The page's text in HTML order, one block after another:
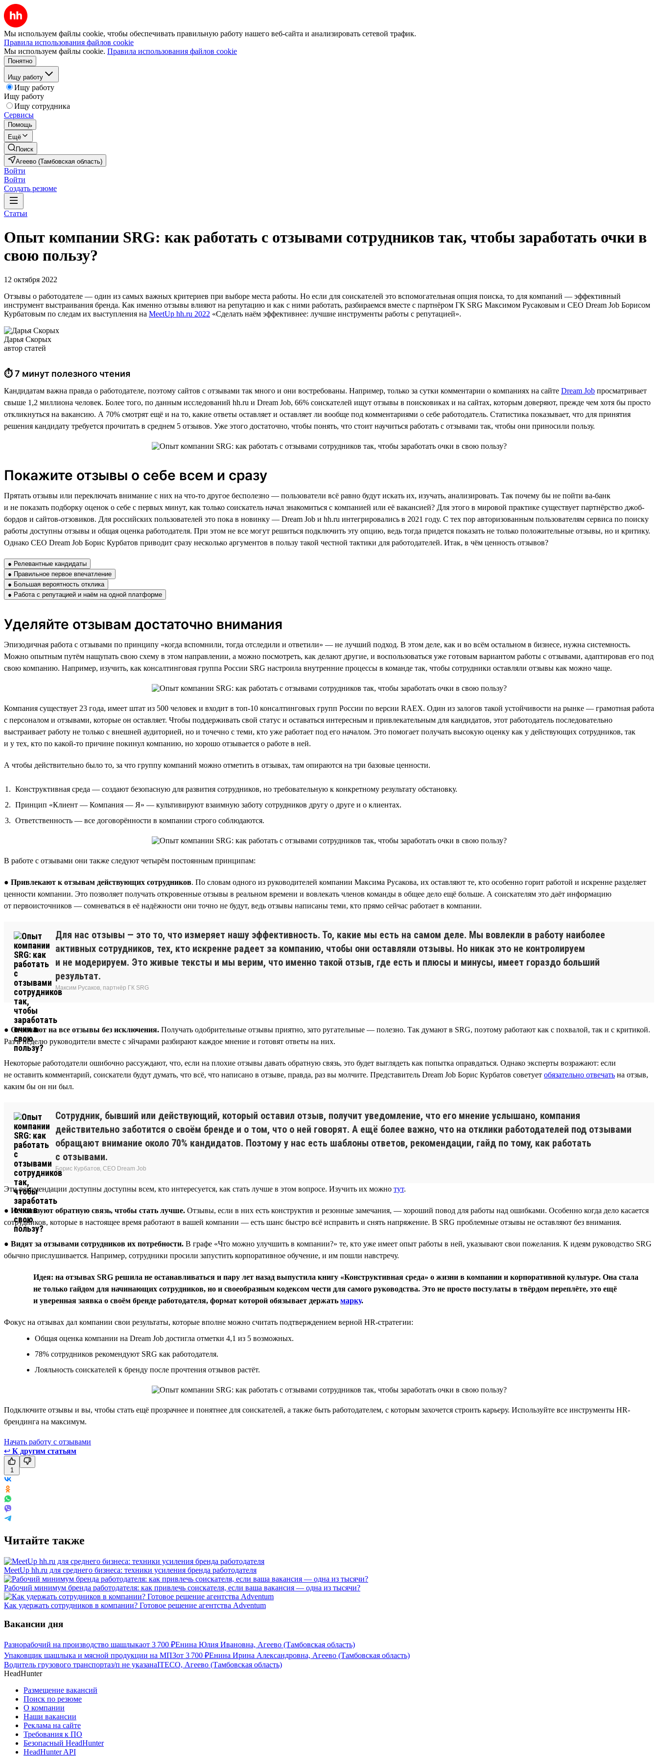
Мы используем файлы cookie, чтобы обеспечивать правильную работу нашего веб-сайта и анализировать сетевой трафик.
Правила использования файлов cookie
Мы используем файлы cookie. Правила использования файлов cookie
Понятно
Ищу работу
Ищу работу
Ищу работу
Ищу сотрудника
Сервисы
Помощь
Ещё
Поиск
Агеево (Тамбовская область)
Войти
Войти
Создать резюме
Статьи
Опыт компании SRG: как работать с отзывами сотрудников так, чтобы заработать очки в
свою пользу?
12 октября 2022
Отзывы о работодателе — один из самых важных критериев при выборе места работы. Но если для соискателей это вспомогательная опция поиска, то для компаний — эффективный
инструмент выстраивания бренда. Как именно отзывы влияют на репутацию и как с ними работать, разбираемся вместе с партнёром ГК SRG Максимом Русаковым и CEO Dream Job Борисом
Курбатовым по следам их выступления на MeetUp hh.ru 2022 «Сделать наём эффективнее: лучшие инструменты работы с репутацией».
Дарья Скорых
автор статей
⏱ 7 минут полезного чтения
Кандидатам важна правда о работодателе, поэтому сайтов с отзывами так много и они востребованы. Например, только за сутки комментарии о компаниях на сайте Dream Job просматривает
свыше 1,2 миллиона человек. Более того, по данным исследований hh.ru и Dream Job, 66% соискателей ищут отзывы в поисковиках и на сайтах, которым доверяют, прежде чем хотя бы просто
откликнуться на вакансию. А 70% смотрят ещё и на то, какие ответы оставляет и оставляет ли вообще под комментариями о себе работодатель. Статистика показывает, что для принятия
решения кандидату требуется прочитать в среднем 5 отзывов. Уже этого достаточно, чтобы понять, что стоит научиться работать с отзывами так, чтобы они приносили пользу.
Покажите отзывы о себе всем и сразу
Прятать отзывы или переключать внимание с них на что-то другое бесполезно — пользователи всё равно будут искать их, изучать, анализировать. Так почему бы не пойти ва-банк
и не показать подборку оценок о себе с первых минут, как только соискатель начал знакомиться с компанией или её вакансией? Для этого в мировой практике существует партнёрство джоб-
бордов и сайтов-отзовиков. Для российских пользователей это пока в новинку — Dream Job и hh.ru интегрировались в 2021 году. С тех пор авторизованным пользователям сервиса по поиску
работы доступны отзывы и общая оценка работодателя. При этом не все могут решиться подключить эту опцию, ведь тогда придется показать не только положительные отзывы, но и критику.
Однако CEO Dream Job Борис Курбатов приводит сразу несколько аргументов в пользу такой честной тактики для работодателей. Итак, в чём ценность отзывов?
● Релевантные кандидаты
● Правильное первое впечатление
● Большая вероятность отклика
● Работа с репутацией и наём на одной платформе
Уделяйте отзывам достаточно внимания
Эпизодичная работа с отзывами по принципу «когда вспомнили, тогда отследили и ответили» — не лучший подход. В этом деле, как и во всём остальном в бизнесе, нужна системность.
Можно опытным путём нащупать свою схему в этом направлении, а можно посмотреть, как делают другие, и воспользоваться уже готовым вариантом работы с отзывами, адаптировав его под
свою компанию. Например, изучить, как консалтинговая группа России SRG настроила внутренние процессы в команде так, чтобы сотрудники оставляли отзывы как можно чаще.
Компания существует 23 года, имеет штат из 500 человек и входит в топ-10 консалтинговых групп России по версии RAEX. Один из залогов такой устойчивости на рынке — грамотная работа
с персоналом и отзывами, которые он оставляет. Чтобы поддерживать свой статус и оставаться интересным и привлекательным для кандидатов, этот работодатель последовательно
выстраивает работу не только с внешней аудиторией, но и точечно с теми, кто уже работает под его началом. Это помогает получать высокую оценку как у действующих сотрудников, так
и у тех, кто по какой-то причине покинул компанию, но хорошо отзывается о работе в ней.
А чтобы действительно было то, за что группу компаний можно отметить в отзывах, там опираются на три базовые ценности.
Конструктивная среда — создают безопасную для развития сотрудников, но требовательную к конкретному результату обстановку.
Принцип «Клиент — Компания — Я» — культивируют взаимную заботу сотрудников другу о друге и о клиентах.
Ответственность — все договорённости в компании строго соблюдаются.
В работе с отзывами они также следуют четырём постоянным принципам:
● Привлекают к отзывам действующих сотрудников. По словам одного из руководителей компании Максима Русакова, их оставляют те, кто особенно горит работой и искренне разделяет
ценности компании. Это позволяет получать откровенные отзывы в реальном времени и вовлекать членов команды в общее дело ещё больше. А соискателям это даёт информацию
от первоисточников — сомневаться в её надёжности они точно не будут, ведь отзывы написаны теми, кто прямо сейчас работает в компании.
Для нас отзывы — это то, что измеряет нашу эффективность. То, какие мы есть на самом деле. Мы вовлекли в работу наиболее
активных сотрудников, тех, кто искренне радеет за компанию, чтобы они оставляли отзывы. Но никак это не контролируем
и не модерируем. Это живые тексты и мы верим, что именно такой отзыв, где есть и плюсы и минусы, имеет гораздо больший
результат.
Максим Русаков, партнёр ГК SRG
● Отвечают на все отзывы без исключения. Получать одобрительные отзывы приятно, зато ругательные — полезно. Так думают в SRG, поэтому работают как с похвалой, так и с критикой.
Раз в неделю руководители вместе с эйчарами разбирают каждое мнение и готовят ответы на них.
Некоторые работодатели ошибочно рассуждают, что, если на плохие отзывы давать обратную связь, это будет выглядеть как попытка оправдаться. Однако эксперты возражают: если
не оставить комментарий, соискатели будут думать, что всё, что написано в отзыве, правда, раз вы молчите. Представитель Dream Job Борис Курбатов советует обязательно отвечать на отзыв,
каким бы он ни был.
Сотрудник, бывший или действующий, который оставил отзыв, получит уведомление, что его мнение услышано, компания
действительно заботится о своём бренде и о том, что о ней говорят. А ещё более важно, что на отклики работодателей под отзывами
обращают внимание около 70% кандидатов. Поэтому у нас есть шаблоны ответов, рекомендации, гайд по тому, как работать
с отзывами.
Борис Курбатов, CEO Dream Job
Эти рекомендации доступны доступны всем, кто интересуется, как стать лучше в этом вопросе. Изучить их можно тут.
● Используют обратную связь, чтобы стать лучше. Отзывы, если в них есть конструктив и резонные замечания, — хороший повод для работы над ошибками. Особенно когда дело касается
сотрудников, которые в настоящее время работают в вашей компании — есть шанс быстро всё исправить и снять напряжение. В SRG проблемные отзывы не оставляют без внимания.
● Видят за отзывами сотрудников их потребности. В графе «Что можно улучшить в компании?» те, кто уже имеет опыт работы в ней, указывают свои пожелания. К идеям руководство SRG
обычно прислушивается. Например, сотрудники просили запустить корпоративное обучение, и им пошли навстречу.
Идея: на отзывах SRG решила не останавливаться и пару лет назад выпустила книгу «Конструктивная среда» о жизни в компании и корпоративной культуре. Она стала
не только гайдом для начинающих сотрудников, но и своеобразным кодексом чести для самого руководства. Это не просто постулаты в твёрдом переплёте, это ещё
и уверенная заявка о своём бренде работодателя, формат которой обязывает держать марку.
Фокус на отзывах дал компании свои результаты, которые вполне можно считать подтверждением верной HR-стратегии:
Общая оценка компании на Dream Job достигла отметки 4,1 из 5 возможных.
78% сотрудников рекомендуют SRG как работодателя.
Лояльность соискателей к бренду после прочтения отзывов растёт.
Подключите отзывы и вы, чтобы стать ещё прозрачнее и понятнее для соискателей, а также быть работодателем, с которым захочется строить карьеру. Используйте все инструменты HR-
брендинга на максимум.
Начать работу с отзывами
↩ К другим статьям
1
Читайте также
MeetUp hh.ru для среднего бизнеса: техники усиления бренда работодателя
Рабочий минимум бренда работодателя: как привлечь соискателя, если ваша вакансия — одна из тысячи?
Как удержать сотрудников в компании? Готовое решение агентства Adventum
Вакансии дня
Разнорабочий на производство шашлыкаот 3 700 ₽Енина Юлия Ивановна, Агеево (Тамбовская область)
Упаковщик шашлыка и мясной продукции на МПЗот 3 700 ₽Енина Ирина Александровна, Агеево (Тамбовская область)
Водитель грузового транспортаз/п не указанаITECO, Агеево (Тамбовская область)
HeadHunter
Размещение вакансий
Поиск по резюме
О компании
Наши вакансии
Реклама на сайте
Требования к ПО
Безопасный HeadHunter
HeadHunter API